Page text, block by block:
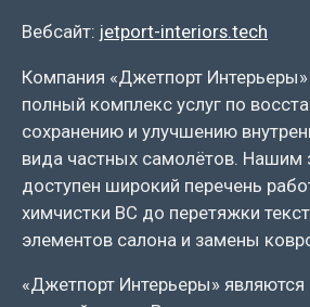
Вебсайт: jetport-interiors.tech
Компания «Джетпорт
полный комплекс услуг по
сохранению и улучшению
вида частных самолётов. Нашим
доступен широкий перечень
химчистки ВС до перетяжки
элементов салона и замены
«Джетпорт Интерьеры»